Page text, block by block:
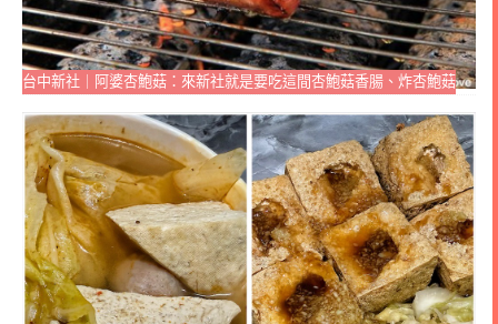
台中新社｜阿婆杏鮑菇：來新社就是要吃這間杏鮑菇香腸、炸杏鮑菇